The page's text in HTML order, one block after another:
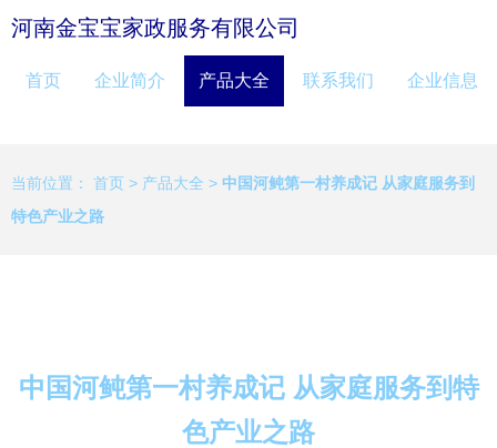
河南金宝宝家政服务有限公司
首页 企业简介 产品大全 联系我们 企业信息
当前位置： 首页 > 产品大全 > 中国河鲀第一村养成记 从家庭服务到
特色产业之路
中国河鲀第一村养成记 从家庭服务到特
色产业之路